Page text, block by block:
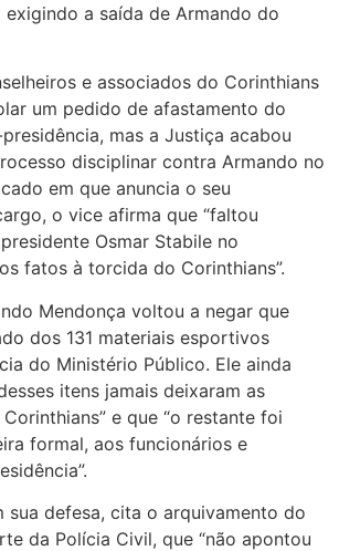
a saída de Armando do
e associados do Corinthians
um pedido de afastamento do
mas a Justiça acabou
disciplinar contra Armando no
em que anuncia o seu
o vice afirma que “faltou
Osmar Stabile no
fatos à torcida do Corinthians”.
Mendonça voltou a negar que
dos 131 materiais esportivos
do Ministério Público. Ele ainda
itens jamais deixaram as
e que “o restante foi
formal, aos funcionários e
sua defesa, cita o arquivamento do
da Polícia Civil, que “não apontou